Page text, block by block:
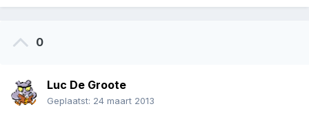
0
Luc De Groote
Geplaatst: 24 maart 2013